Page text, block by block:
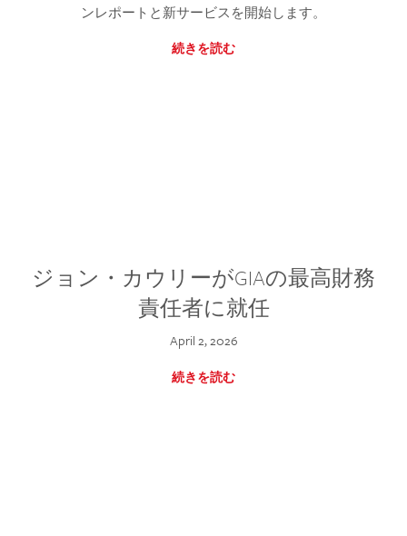
ンレポートと新サービスを開始します。
続きを読む
ジョン・カウリーがGIAの最高財務
責任者に就任
April 2, 2026
続きを読む